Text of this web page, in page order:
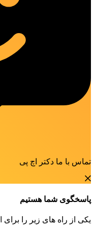
تماس با ما دکتر اچ پی
پاسخگوی شما هستیم
یکی از راه های زیر را برای